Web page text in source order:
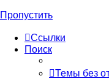
Пропустить
Ссылки
Поиск
Темы без